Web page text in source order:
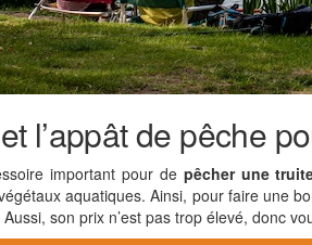
l’appât de pêche
important pour de pêcher une
aquatiques. Ainsi, pour faire une
Aussi, son prix n’est pas trop élevé, donc